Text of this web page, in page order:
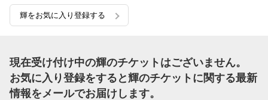
輝をお気に入り登録する
現在受け付け中の輝のチケットはございません。
お気に入り登録をすると輝のチケットに関する最新
情報をメールでお届けします。